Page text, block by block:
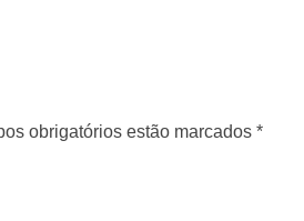
obrigatórios estão marcados *